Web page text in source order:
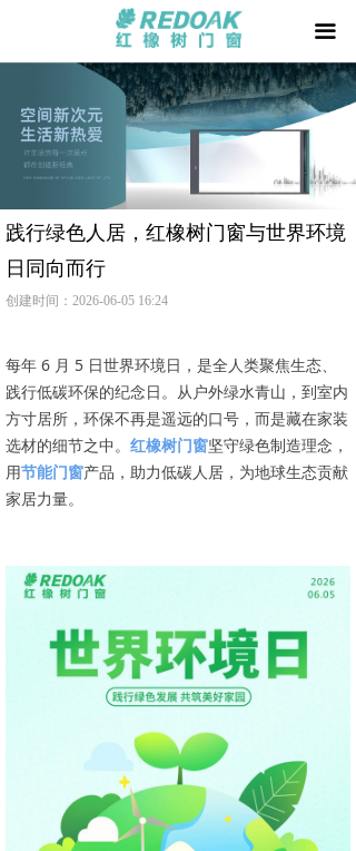
끀
窗 +
阳光房 +
我要加盟
品牌天地
相关文章
防伪查询
每年 6 月 5 日世界环境日，是全人类聚焦生态、
践行低碳环保的纪念日。从户外绿水青山，到室内
方寸居所，环保不再是遥远的口号，而是藏在家装
选材的细节之中。 红橡树门窗坚守绿色制造理念，
用节能门窗产品，助力低碳人居，为地球生态贡献
家居力量。
践行绿色人居，红橡树门窗与世界环境
日同向而行
创建时间： 2026-06-05 16:24